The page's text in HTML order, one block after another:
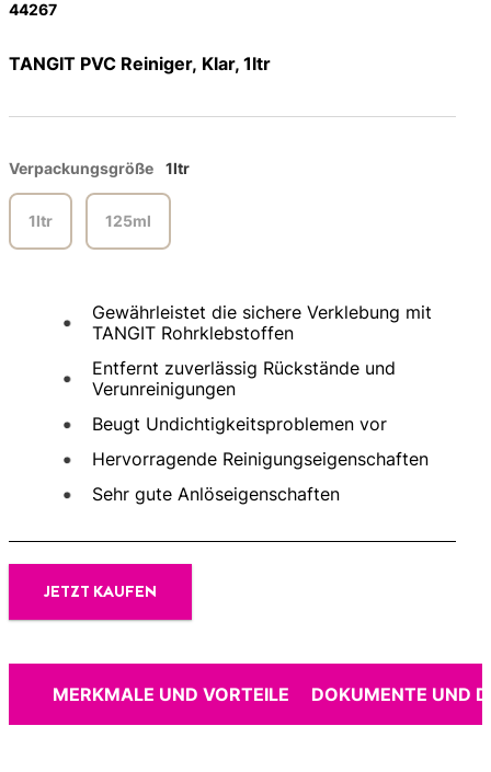
44267
TANGIT PVC Reiniger, Klar, 1ltr
Verpackungsgröße 1ltr
1ltr 125ml
Gewährleistet die sichere Verklebung mit
TANGIT Rohrklebstoffen
Entfernt zuverlässig Rückstände und
Verunreinigungen
Beugt Undichtigkeitsproblemen vor
Hervorragende Reinigungseigenschaften
Sehr gute Anlöseigenschaften
JETZT KAUFEN
MERKMALE UND VORTEILE DOKUMENTE UND